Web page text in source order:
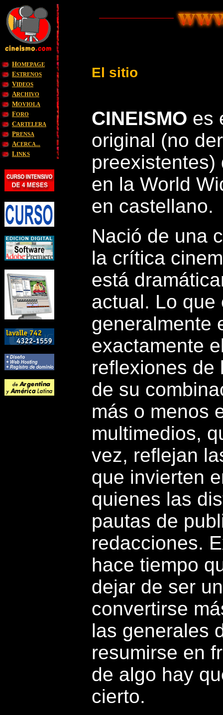
HOMEPAGE
ESTRENOS
VIDEOS
ARCHIVO
MOVIOLA
FORO
CARTELERA
PRENSA
ACERCA...
LINKS
El sitio
CINEISMO es
original (no
en la World
en castellano.
Nació de una
la crítica
está
actual. Lo que
generalmente
exactamente
reflexiones de
de su
más o menos
multimedios,
vez, reflejan
que invierten
quienes las
pautas de
redacciones.
hace tiempo
dejar de ser
convertirse
las generales
resumirse en
de algo hay
cierto.